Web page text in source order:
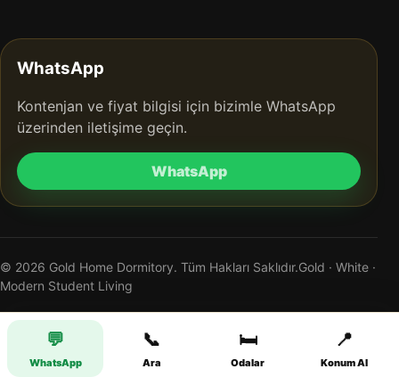
WhatsApp
Kontenjan ve fiyat bilgisi için bizimle WhatsApp
üzerinden iletişime geçin.
WhatsApp
© 2026 Gold Home Dormitory. Tüm Hakları Saklıdır.Gold · White ·
Modern Student Living
💬
WhatsApp
📞
Ara
🛏️
Odalar
📍
Konum Al